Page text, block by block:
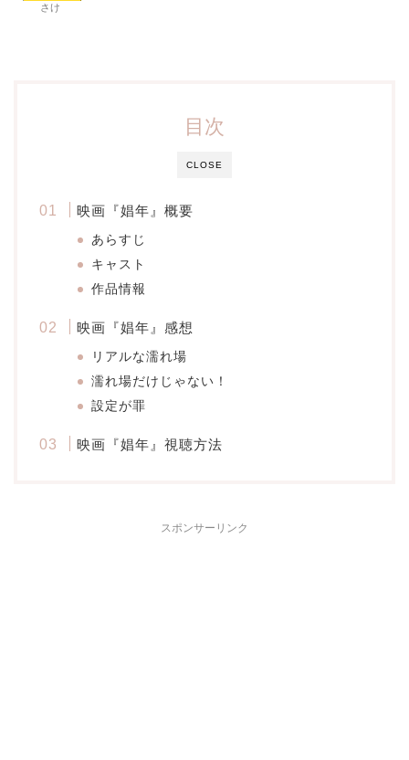
さけ
CLOSE
目次
映画『娼年』概要
あらすじ
キャスト
作品情報
映画『娼年』感想
リアルな濡れ場
濡れ場だけじゃない！
設定が罪
映画『娼年』視聴方法
スポンサーリンク